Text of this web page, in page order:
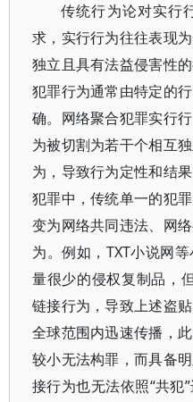
传统行为论对实行
求，实行行为往往表现
独立且具有法益侵害性
犯罪行为通常由特定的
确。网络聚合犯罪实行
为被切割为若干个相互
为，导致行为定性和结
犯罪中，传统单一的犯
变为网络共同违法、网
为。例如，TXT小说网
量很少的侵权复制品，
链接行为，导致上述盗
全球范围内迅速传播，
较小无法构罪，而具备
接行为也无法依照“共犯